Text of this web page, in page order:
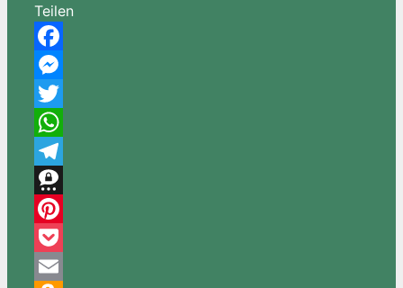
Teilen
Facebook
Messenger
Twitter
WhatsApp
Telegram
Threema
Pinterest
Pocket